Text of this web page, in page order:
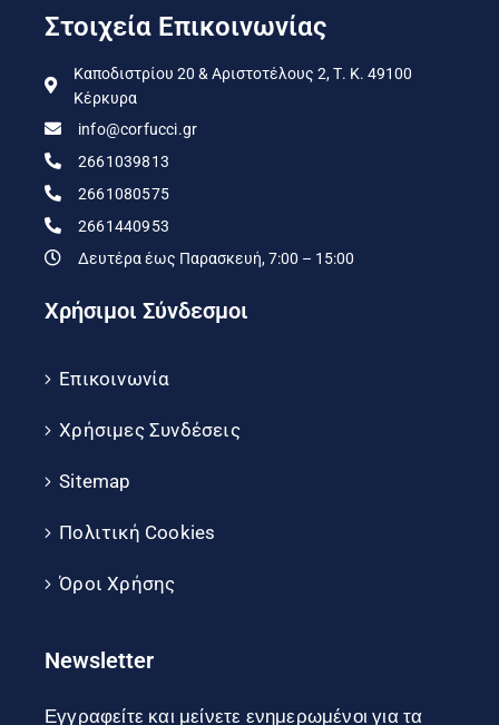
Στοιχεία Επικοινωνίας
Καποδιστρίου 20 & Αριστοτέλους 2, Τ. Κ. 49100
Κέρκυρα
info@corfucci.gr
2661039813
2661080575
2661440953
Δευτέρα έως Παρασκευή, 7:00 – 15:00
Χρήσιμοι Σύνδεσμοι
Επικοινωνία
Χρήσιμες Συνδέσεις
Sitemap
Πολιτική Cookies
Όροι Χρήσης
Newsletter
Εγγραφείτε και μείνετε ενημερωμένοι για τα